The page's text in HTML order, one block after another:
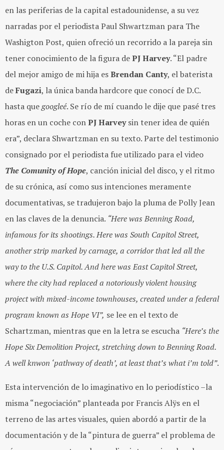
en las periferias de la capital estadounidense, a su vez
narradas por el periodista Paul Shwartzman para The
Washigton Post, quien ofreció un recorrido a la pareja sin
tener conocimiento de la figura dePJ Harvey. “El padre
del mejor amigo de mi hija esBrendan Canty, el baterista
deFugazi, la única banda hardcore que conocí de D.C.
hasta quegoogleé. Se río de mí cuando le dije que pasé tres
horas en un coche conPJ Harveysin tener idea de quién
era”, declara Shwartzman en su texto. Parte del testimonio
consignado por el periodista fue utilizado para el video
The Comunity of Hope, canción inicial del disco, y el ritmo
de su crónica, así como sus intenciones meramente
documentativas, se tradujeron bajo la pluma de Polly Jean
en las claves de la denuncia. “Here was Benning Road,
infamous for its shootings. Here was South Capitol Street,
another strip marked by carnage, a corridor that led all the
way to the U.S. Capitol. And here was East Capitol Street,
where the city had replaced a notoriously violent housing
project with mixed-income townhouses, created under a federal
program known as Hope VI”, se lee en el texto de
Schartzman, mientras que en la letra se escucha “Here’s the
Hope Six Demolition Project, stretching down to Benning Road.
A well knwon ‘pathway of death’, at least that’s what i’m told”.
Esta intervención de lo imaginativo en lo periodístico –la
misma “negociación” planteada por Francis Alÿs en el
terreno de las artes visuales, quien abordó a partir de la
documentación y de la “pintura de guerra” el problema de